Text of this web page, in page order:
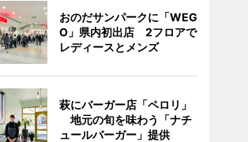
おのだサンパークに「WEG
O」県内初出店 2フロアで
レディースとメンズ
萩にバーガー店「ペロリ」
地元の旬を味わう「ナチ
ュールバーガー」提供